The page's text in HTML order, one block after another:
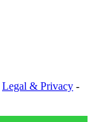
Legal & Privacy -